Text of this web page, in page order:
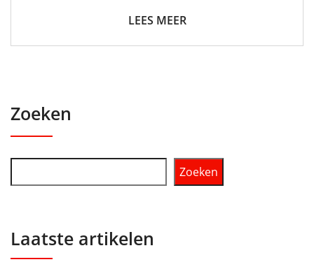
LEES MEER
Zoeken
Zoeken
Laatste artikelen